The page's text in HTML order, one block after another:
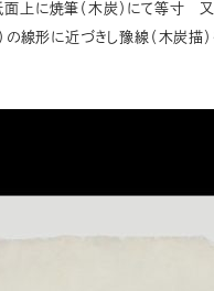
上に焼筆（木炭）にて等寸
の線形に近づきし豫線（木